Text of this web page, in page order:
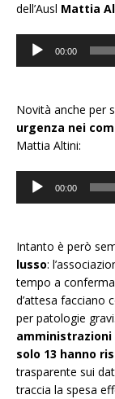
dell’Ausl Mattia
Audio
Player
00:00
Novità anche per
urgenza nei
Mattia Altini:
Audio
Player
00:00
Intanto è però
lusso:
tempo a
d’attesa facciano
per patologie
amministrazioni
solo 13 hanno
trasparente sui
traccia la spesa